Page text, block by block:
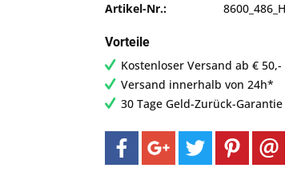
Artikel-Nr.:
Vorteile
Kostenloser Versand ab €
Versand innerhalb von 24h*
30 Tage Geld-Zurück-Garantie